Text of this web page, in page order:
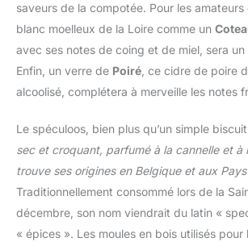
saveurs de la compotée. Pour les
blanc moelleux de la Loire comme un
avec ses notes de coing et de miel, sera
Enfin, un verre de Poiré , ce cidre de poire
alcoolisé, complétera à merveille les notes
Le spéculoos, bien plus qu’un simple
sec et croquant, parfumé à la cannelle et à
trouve ses origines en Belgique et aux
Traditionnellement consommé lors de la
décembre, son nom viendrait du latin «
« épices ». Les moules en bois utilisés